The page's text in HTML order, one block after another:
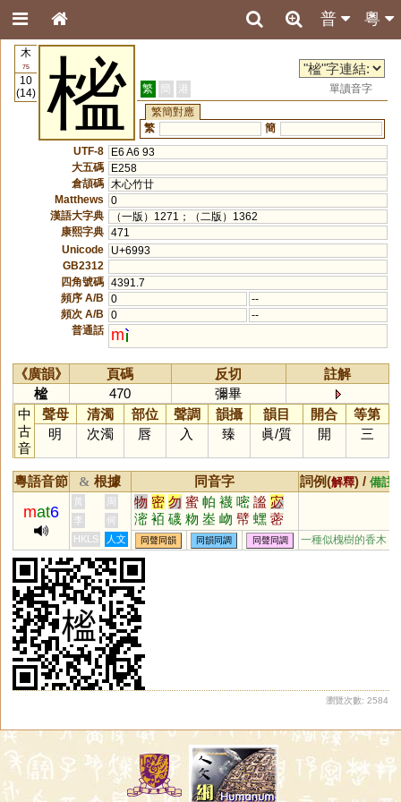
粵
普
木
75
10
(14)
榓 繁 簡 港
單讀音字
繁簡對應
繁
簡
UTF-8
E6 A6 93
大五碼
E258
倉頡碼
木心竹廿
Matthews
0
漢語大字典
（一版）1271；（二版）1362
康熙字典 471
Unicode
U+6993
GB2312
四角號碼 4391.7
頻序 A/B
0
--
頻次 A/B
0
--
普通話
m
《廣韻》 頁碼 反切
註解
榓
470
彌畢
中
古
音
聲母 清濁 部位 聲調 韻攝 韻目 開合
等第
明
次濁 唇 入 臻 眞/質 開 三
粵語音節 & 根據 同音字 詞例(解釋) / 備註
mat6
黃 周 物 密 勿 蜜 帕 襪 嘧 謐 宓
滵 袹 礣 粅 峚 岉 幦 蟔 蔤
芴 沕
李
何
HKLS
人文 同聲同韻 同韻同調 同聲同調 一種似槐樹的香木
瀏覽次數: 2584